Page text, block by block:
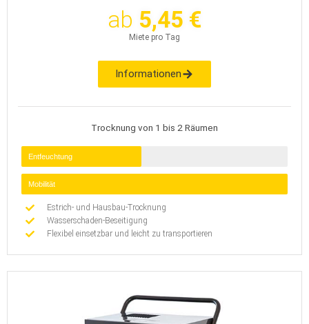
ab 5,45 €
Miete pro Tag
Informationen
Trocknung von 1 bis 2 Räumen
Entfeuchtung
Mobilität
Estrich- und Hausbau-Trocknung
Wasserschaden-Beseitigung
Flexibel einsetzbar und leicht zu transportieren